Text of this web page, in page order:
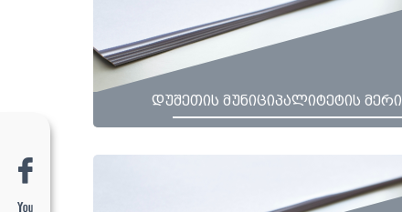
დუშეთის მუნიციპალიტეტის მერი